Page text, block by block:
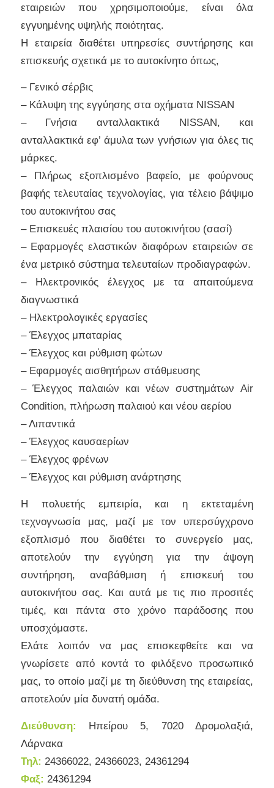
εταιρειών που χρησιμοποιούμε, είναι όλα
εγγυημένης υψηλής ποιότητας.
Η εταιρεία διαθέτει υπηρεσίες συντήρησης και
επισκευής σχετικά με το αυτοκίνητο όπως,
– Γενικό σέρβις
– Κάλυψη της εγγύησης στα οχήματα NISSAN
– Γνήσια ανταλλακτικά NISSAN, και
ανταλλακτικά εφ’ άμυλα των γνήσιων για όλες τις
μάρκες.
– Πλήρως εξοπλισμένο βαφείο, με φούρνους
βαφής τελευταίας τεχνολογίας, για τέλειο βάψιμο
του αυτοκινήτου σας
– Επισκευές πλαισίου του αυτοκινήτου (σασί)
– Εφαρμογές ελαστικών διαφόρων εταιρειών σε
ένα μετρικό σύστημα τελευταίων προδιαγραφών.
– Ηλεκτρονικός έλεγχος με τα απαιτούμενα
διαγνωστικά
– Ηλεκτρολογικές εργασίες
– Έλεγχος μπαταρίας
– Έλεγχος και ρύθμιση φώτων
– Εφαρμογές αισθητήρων στάθμευσης
– Έλεγχος παλαιών και νέων συστημάτων Air
Condition, πλήρωση παλαιού και νέου αερίου
– Λιπαντικά
– Έλεγχος καυσαερίων
– Έλεγχος φρένων
– Έλεγχος και ρύθμιση ανάρτησης
Η πολυετής εμπειρία, και η εκτεταμένη
τεχνογνωσία μας, μαζί με τον υπερσύγχρονο
εξοπλισμό που διαθέτει το συνεργείο μας,
αποτελούν την εγγύηση για την άψογη
συντήρηση, αναβάθμιση ή επισκευή του
αυτοκινήτου σας. Και αυτά με τις πιο προσιτές
τιμές, και πάντα στο χρόνο παράδοσης που
υποσχόμαστε.
Ελάτε λοιπόν να μας επισκεφθείτε και να
γνωρίσετε από κοντά το φιλόξενο προσωπικό
μας, το οποίο μαζί με τη διεύθυνση της εταιρείας,
αποτελούν μία δυνατή ομάδα.
Διεύθυνση: Ηπείρου 5, 7020 Δρομολαξιά,
Λάρνακα
Τηλ: 24366022, 24366023, 24361294
Φαξ: 24361294